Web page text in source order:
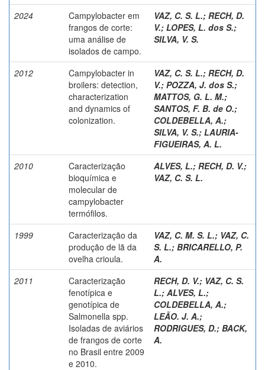
2024
Campylobacter em
frangos de corte:
uma análise de
isolados de campo.
VAZ, C. S. L.; RECH, D.
V.; LOPES, L. dos S.;
SILVA, V. S.
2012
Campylobacter in
broilers: detection,
characterization
and dynamics of
colonization.
VAZ, C. S. L.; RECH, D.
V.; POZZA, J. dos S.;
MATTOS, G. L. M.;
SANTOS, F. B. de O.;
COLDEBELLA, A.;
SILVA, V. S.; LAURIA-
FIGUEIRAS, A. L.
2010
Caracterização
bioquímica e
molecular de
campylobacter
termófilos.
ALVES, L.; RECH, D. V.;
VAZ, C. S. L.
1999
Caracterização da
produção de lã da
ovelha crioula.
VAZ, C. M. S. L.; VAZ, C.
S. L.; BRICARELLO, P.
A.
2011
Caracterização
fenotípica e
genotípica de
Salmonella spp.
Isoladas de aviários
de frangos de corte
no Brasil entre 2009
e 2010.
RECH, D. V.; VAZ, C. S.
L.; ALVES, L.;
COLDEBELLA, A.;
LEÃO. J. A.;
RODRIGUES, D.; BACK,
A.